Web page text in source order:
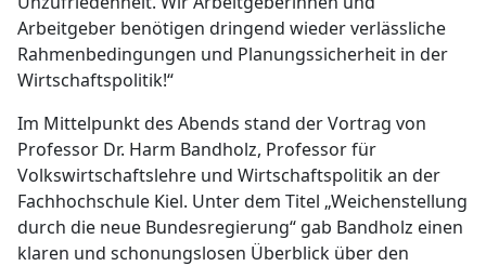
Arbeitgeber benötigen dringend wieder verlässliche
Rahmenbedingungen und Planungssicherheit in der
Wirtschaftspolitik!“
Im Mittelpunkt des Abends stand der Vortrag von
Professor Dr. Harm Bandholz, Professor für
Volkswirtschaftslehre und Wirtschaftspolitik an der
Fachhochschule Kiel. Unter dem Titel „Weichenstellung
durch die neue Bundesregierung“ gab Bandholz einen
klaren und schonungslosen Überblick über den